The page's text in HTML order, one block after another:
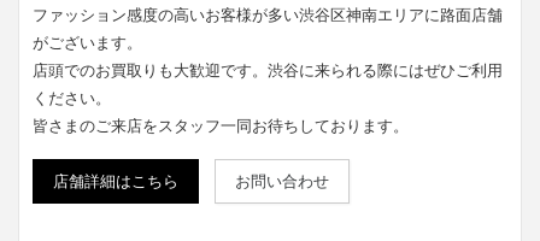
ファッション感度の高いお客様が多い渋谷区神南エリアに路面店舗
がございます。
店頭でのお買取りも大歓迎です。渋谷に来られる際にはぜひご利用
ください。
皆さまのご来店をスタッフ一同お待ちしております。
店舗詳細はこちら お問い合わせ